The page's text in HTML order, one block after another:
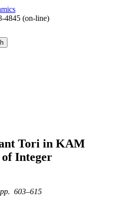
4845 (on-line)
Tori in KAM
Integer
603–615